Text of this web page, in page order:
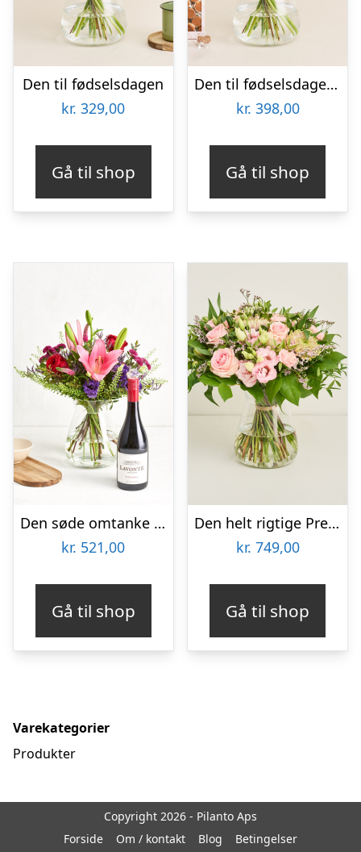
Den til fødselsdagen
kr. 329,00
Gå til shop
Den til fødselsdagen med tillykkekarameller
kr. 398,00
Gå til shop
Den søde omtanke med Zinfandel
kr. 521,00
Gå til shop
Den helt rigtige Premium
kr. 749,00
Gå til shop
Varekategorier
Produkter
Copyright 2026 - Pilanto Aps
Forside
Om / kontakt Blog Betingelser